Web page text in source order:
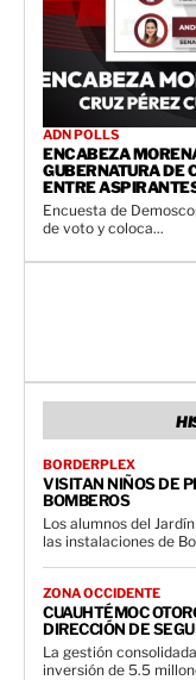
ADN POLLS
ENCABEZA
GUBERNATURA DE
ENTRE
Encuesta de
de voto y coloca...
BORDERPLEX
VISITAN NIÑOS DE
BOMBEROS
Los alumnos del
las instalaciones de
ZONA OCCIDENTE
CUAUHTÉMOC
DIRECCIÓN DE
La gestión
inversión de 5.5